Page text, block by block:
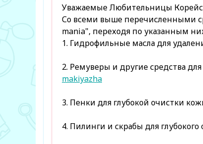
Уважаемые Любительницы
Со всеми выше перечисленными
mania", переходя по указанным
1. Гидрофильные масла для
2. Ремуверы и другие средства
makiyazha
3. Пенки для глубокой очистки
4. Пилинги и скрабы для